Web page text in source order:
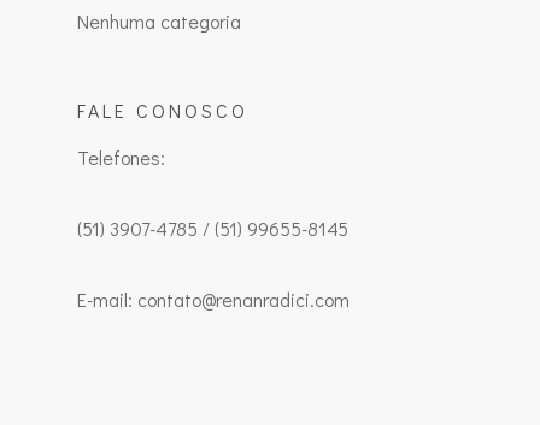
Nenhuma categoria
FALE CONOSCO
Telefones:
(51) 3907-4785 / (51) 99655-8145
E-mail: contato@renanradici.com